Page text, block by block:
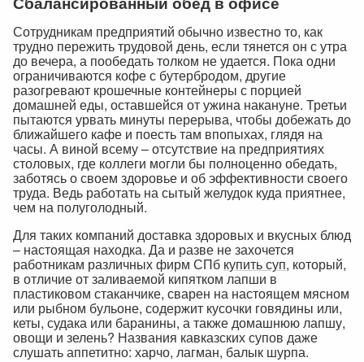
Сотрудникам предприятий обычно известно то, как
трудно пережить трудовой день, если тянется он с утра
до вечера, а пообедать толком не удается. Пока одни
ограничиваются кофе с бутербродом, другие
разогревают крошечные контейнеры с порцией
домашней еды, оставшейся от ужина накануне. Третьи
пытаются урвать минуты перерыва, чтобы добежать до
ближайшего кафе и поесть там впопыхах, глядя на
часы. А виной всему – отсутствие на предприятиях
столовых, где коллеги могли бы полноценно обедать,
заботясь о своем здоровье и об эффективности своего
труда. Ведь работать на сытый желудок куда приятнее,
чем на полуголодный.
Для таких компаний доставка здоровых и вкусных блюд
– настоящая находка. Да и разве не захочется
работникам различных фирм СПб купить суп, который,
в отличие от заливаемой кипятком лапши в
пластиковом стаканчике, сварен на настоящем мясном
или рыбном бульоне, содержит кусочки говядины или,
кеты, судака или баранины, а также домашнюю лапшу,
овощи и зелень? Названия кавказских супов даже
слушать аппетитно: харчо, лагман, балык шурпа.